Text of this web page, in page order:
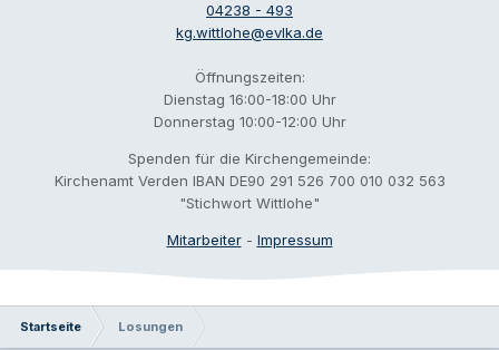
04238 - 493
kg.wittlohe@evlka.de
Öffnungszeiten:
Dienstag 16:00-18:00 Uhr
Donnerstag 10:00-12:00 Uhr
Spenden für die Kirchengemeinde:
Kirchenamt Verden IBAN DE90 291 526 700 010 032 563
"Stichwort Wittlohe"
Mitarbeiter- Impressum
Startseite Losungen